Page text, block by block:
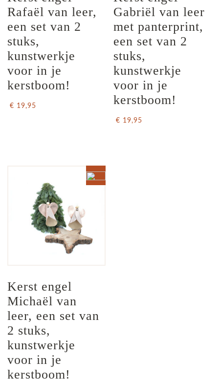
Rafaël van leer,
een set van 2
stuks,
kunstwerkje
voor in je
kerstboom!
€ 19,95
Gabriël van leer
met panterprint,
een set van 2
stuks,
kunstwerkje
voor in je
kerstboom!
€ 19,95
Kerst engel
Michaël van
leer, een set van
2 stuks,
kunstwerkje
voor in je
kerstboom!